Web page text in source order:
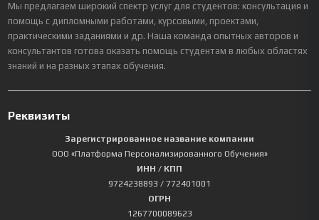
Мы предлагаем широкий спектр услуг для студентов: консультация и
помощь с дипломными работами, курсовыми, проектами,
практическими заданиями и др. Наша команда опытных авторов и
консультантов готова оказать помощь студентам в любых областях
знаний и на разных этапах обучения.
Реквизиты
Зарегистрированное название компании
ООО «Платформа Персонализированного Обучения»
ИНН / КПП
9724238893 / 772401001
ОГРН
1267700089623